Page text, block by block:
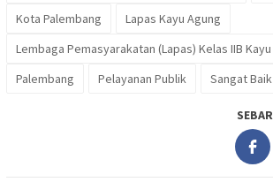
Kota Palembang
Lapas Kayu Agung
Lembaga Pemasyarakatan (Lapas) Kelas IIB
Palembang
Pelayanan Publik Sangat Baik